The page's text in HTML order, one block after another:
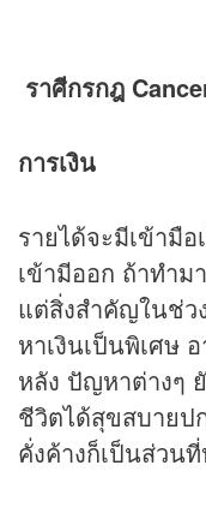
ราศีกรกฎ
การเงิน
รายได้จะมีเข้ามื
เข้ามีออก ถ้าทำ
แต่สิ่งสำคัญในช่ว
หาเงินเป็นพิเศษ
หลัง ปัญหาต่างๆ
ชีวิตได้สุขสบายป
คั่งค้างก็เป็นส่วน